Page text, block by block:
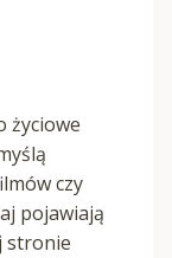
życiowe
czy
pojawiają
stronie